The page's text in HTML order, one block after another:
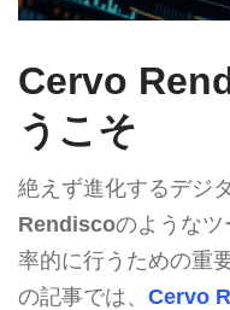
Cervo
うこそ
絶えず進化するデジ
Rendiscoのようなツ
率的に行うための重
の記事では、 Cervo